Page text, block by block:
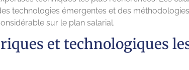
technologies émergentes et des
sur le plan salarial.
et technologiques